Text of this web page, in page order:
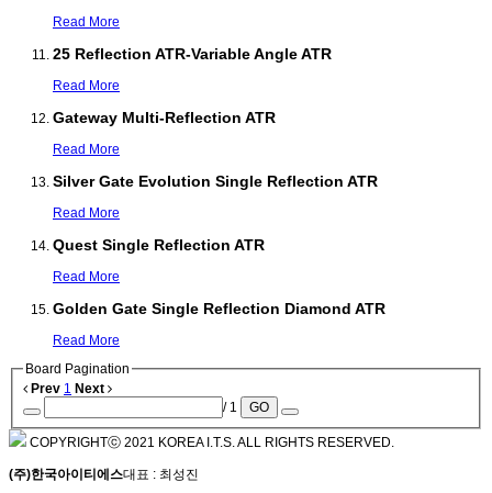
Read More
25 Reflection ATR-Variable Angle ATR
Read More
Gateway Multi-Reflection ATR
Read More
Silver Gate Evolution Single Reflection ATR
Read More
Quest Single Reflection ATR
Read More
Golden Gate Single Reflection Diamond ATR
Read More
Board Pagination
Prev 1 Next
/ 1
GO
COPYRIGHTⓒ 2021 KOREA I.T.S. ALL RIGHTS RESERVED.
(주)한국아이티에스대표 : 최성진